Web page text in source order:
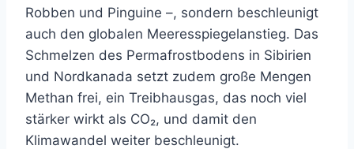
Robben und Pinguine –, sondern beschleunigt
auch den globalen Meeresspiegelanstieg. Das
Schmelzen des Permafrostbodens in Sibirien
und Nordkanada setzt zudem große Mengen
Methan frei, ein Treibhausgas, das noch viel
stärker wirkt als CO₂, und damit den
Klimawandel weiter beschleunigt.